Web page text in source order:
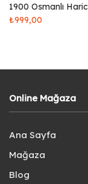
1900 Osmanlı
₺999,00
Online Mağaza
Ana Sayfa
Mağaza
Blog